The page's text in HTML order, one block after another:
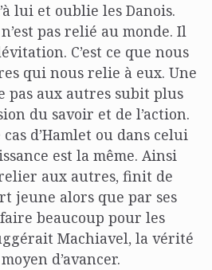
lui et oublie les Danois.
pas relié au monde. Il
C’est ce que nous
qui nous relie à eux. Une
pas aux autres subit plus
du savoir et de l’action.
d’Hamlet ou dans celui
est la même. Ainsi
aux autres, finit de
jeune alors que par ses
beaucoup pour les
Machiavel, la vérité
d’avancer.